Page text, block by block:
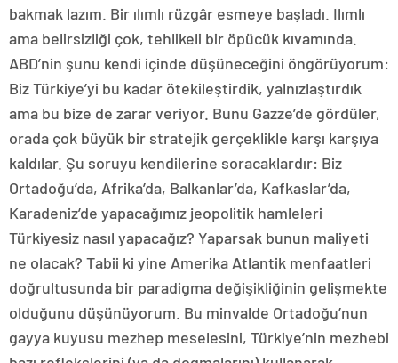
bakmak lazım. Bir ılımlı rüzgâr esmeye başladı. Ilımlı
ama belirsizliği çok, tehlikeli bir öpücük kıvamında.
ABD’nin şunu kendi içinde düşüneceğini öngörüyorum:
Biz Türkiye’yi bu kadar ötekileştirdik, yalnızlaştırdık
ama bu bize de zarar veriyor. Bunu Gazze’de gördüler,
orada çok büyük bir stratejik gerçeklikle karşı karşıya
kaldılar. Şu soruyu kendilerine soracaklardır: Biz
Ortadoğu’da, Afrika’da, Balkanlar’da, Kafkaslar’da,
Karadeniz’de yapacağımız jeopolitik hamleleri
Türkiyesiz nasıl yapacağız? Yaparsak bunun maliyeti
ne olacak? Tabii ki yine Amerika Atlantik menfaatleri
doğrultusunda bir paradigma değişikliğinin gelişmekte
olduğunu düşünüyorum. Bu minvalde Ortadoğu’nun
gayya kuyusu mezhep meselesini, Türkiye’nin mezhebi